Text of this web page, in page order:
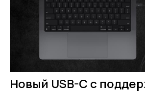
Новый USB-C с